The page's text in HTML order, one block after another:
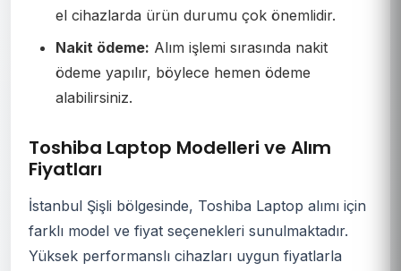
el cihazlarda ürün durumu çok önemlidir.
Nakit ödeme: Alım işlemi sırasında nakit
ödeme yapılır, böylece hemen ödeme
alabilirsiniz.
Toshiba Laptop Modelleri ve Alım
Fiyatları
İstanbul Şişli bölgesinde, Toshiba Laptop alımı için
farklı model ve fiyat seçenekleri sunulmaktadır.
Yüksek performanslı cihazları uygun fiyatlarla